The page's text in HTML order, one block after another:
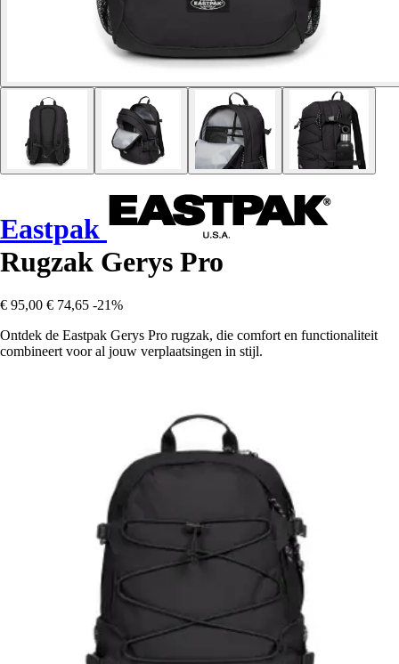
Eastpak
Rugzak Gerys Pro
€ 95,00 € 74,65 -21%
Ontdek de Eastpak Gerys Pro rugzak, die comfort en functionaliteit
combineert voor al jouw verplaatsingen in stijl.